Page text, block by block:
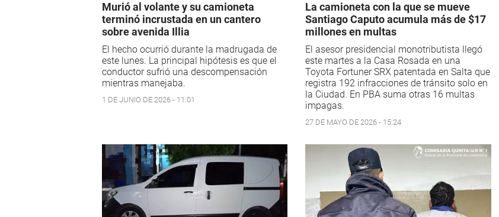
Murió al volante y su camioneta
terminó incrustada en un cantero
sobre avenida Illia
El hecho ocurrió durante la madrugada de
este lunes. La principal hipótesis es que el
conductor sufrió una descompensación
mientras manejaba.
1 DE JUNIO DE 2026 - 11:01
La camioneta con la que se mueve
Santiago Caputo acumula más de $17
millones en multas
El asesor presidencial monotributista llegó
este martes a la Casa Rosada en una
Toyota Fortuner SRX patentada en Salta que
registra 192 infracciones de tránsito solo en
la Ciudad. En PBA suma otras 16 multas
impagas.
27 DE MAYO DE 2026 - 15:24